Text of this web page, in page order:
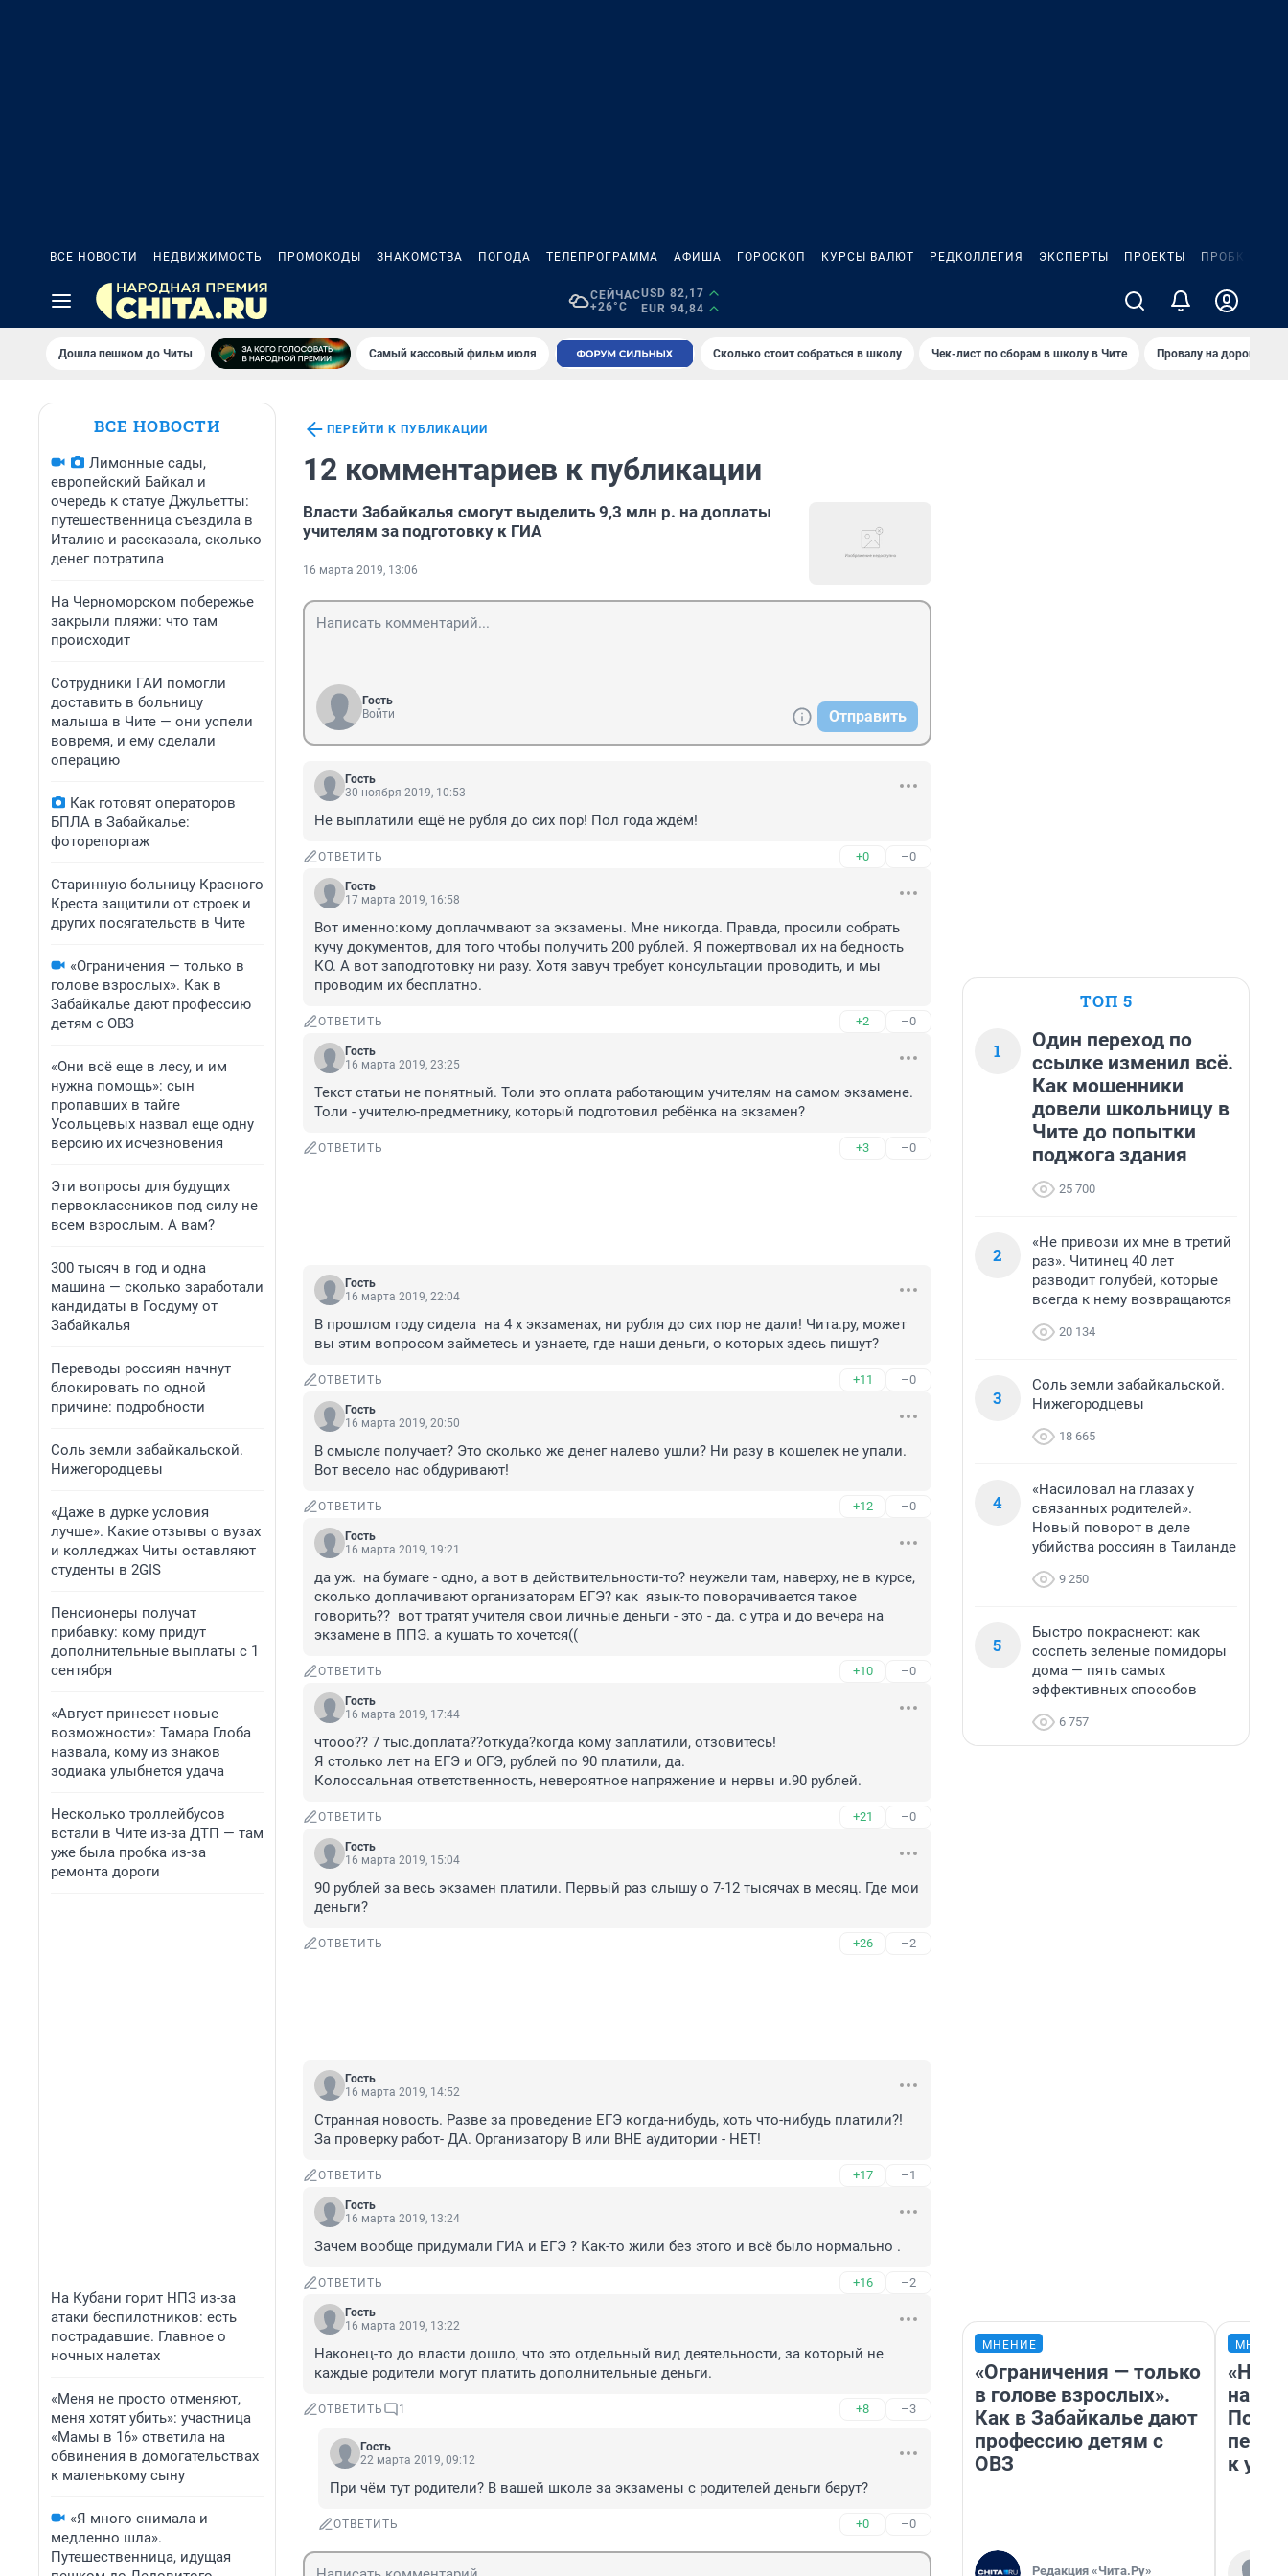
ВСЕ НОВОСТИ НЕДВИЖИМОСТЬ ПРОМОКОДЫ ЗНАКОМСТВА ПОГОДА ТЕЛЕПРОГРАММА АФИША ГОРОСКОП КУРСЫ ВАЛЮТ РЕДКОЛЛЕГИЯ ЭКСПЕРТЫ ПРОЕКТЫ ПРОБКИ
СЕЙЧАС
+26°C
USD 82,17
EUR 94,84
Дошла пешком до Читы Самый кассовый фильм июля Сколько стоит собраться в школу Чек-лист по сборам в школу в Чите Провалу на дороге
ВСЕ НОВОСТИ
Лимонные сады,
европейский Байкал и
очередь к статуе Джульетты:
путешественница съездила в
Италию и рассказала, сколько
денег потратила
На Черноморском побережье
закрыли пляжи: что там
происходит
Сотрудники ГАИ помогли
доставить в больницу
малыша в Чите — они успели
вовремя, и ему сделали
операцию
Как готовят операторов
БПЛА в Забайкалье:
фоторепортаж
Старинную больницу Красного
Креста защитили от строек и
других посягательств в Чите
«Ограничения — только в
голове взрослых». Как в
Забайкалье дают профессию
детям с ОВЗ
«Они всё еще в лесу, и им
нужна помощь»: сын
пропавших в тайге
Усольцевых назвал еще одну
версию их исчезновения
Эти вопросы для будущих
первоклассников под силу не
всем взрослым. А вам?
300 тысяч в год и одна
машина — сколько заработали
кандидаты в Госдуму от
Забайкалья
Переводы россиян начнут
блокировать по одной
причине: подробности
Соль земли забайкальской.
Нижегородцевы
«Даже в дурке условия
лучше». Какие отзывы о вузах
и колледжах Читы оставляют
студенты в 2GIS
Пенсионеры получат
прибавку: кому придут
дополнительные выплаты с 1
сентября
«Август принесет новые
возможности»: Тамара Глоба
назвала, кому из знаков
зодиака улыбнется удача
Несколько троллейбусов
встали в Чите из-за ДТП — там
уже была пробка из-за
ремонта дороги
На Кубани горит НПЗ из-за
атаки беспилотников: есть
пострадавшие. Главное о
ночных налетах
«Меня не просто отменяют,
меня хотят убить»: участница
«Мамы в 16» ответила на
обвинения в домогательствах
к маленькому сыну
«Я много снимала и
медленно шла».
Путешественница, идущая
ПЕРЕЙТИ К ПУБЛИКАЦИИ
12 комментариев к публикации
Власти Забайкалья смогут выделить 9,3 млн р. на доплаты
учителям за подготовку к ГИА
16 марта 2019, 13:06
Гость
Войти
Отправить
Гость
30 ноября 2019, 10:53
Не выплатили ещё не рубля до сих пор! Пол года ждём!
ОТВЕТИТЬ +0 –0
Гость
17 марта 2019, 16:58
Вот именно:кому доплачмвают за экзамены. Мне никогда. Правда, просили собрать
кучу документов, для того чтобы получить 200 рублей. Я пожертвовал их на бедность
КО. А вот заподготовку ни разу. Хотя завуч требует консультации проводить, и мы
проводим их бесплатно.
ОТВЕТИТЬ +2 –0
Гость
16 марта 2019, 23:25
Текст статьи не понятный. Толи это оплата работающим учителям на самом экзамене.
Толи - учителю-предметнику, который подготовил ребёнка на экзамен?
ОТВЕТИТЬ +3 –0
Гость
16 марта 2019, 22:04
В прошлом году сидела  на 4 х экзаменах, ни рубля до сих пор не дали! Чита.ру, может
вы этим вопросом займетесь и узнаете, где наши деньги, о которых здесь пишут?
ОТВЕТИТЬ +11 –0
Гость
16 марта 2019, 20:50
В смысле получает? Это сколько же денег налево ушли? Ни разу в кошелек не упали.
Вот весело нас обдуривают!
ОТВЕТИТЬ +12 –0
Гость
16 марта 2019, 19:21
да уж.  на бумаге - одно, а вот в действительности-то? неужели там, наверху, не в курсе,
сколько доплачивают организаторам ЕГЭ? как  язык-то поворачивается такое
говорить??  вот тратят учителя свои личные деньги - это - да. с утра и до вечера на
экзамене в ППЭ. а кушать то хочется((
ОТВЕТИТЬ +10 –0
Гость
16 марта 2019, 17:44
чтооо?? 7 тыс.доплата??откуда?когда кому заплатили, отзовитесь!
Я столько лет на ЕГЭ и ОГЭ, рублей по 90 платили, да.
Колоссальная ответственность, невероятное напряжение и нервы и.90 рублей.
ОТВЕТИТЬ +21 –0
Гость
16 марта 2019, 15:04
90 рублей за весь экзамен платили. Первый раз слышу о 7-12 тысячах в месяц. Где мои
деньги?
ОТВЕТИТЬ +26 –2
Гость
16 марта 2019, 14:52
Странная новость. Разве за проведение ЕГЭ когда-нибудь, хоть что-нибудь платили?!
За проверку работ- ДА. Организатору В или ВНЕ аудитории - НЕТ!
ОТВЕТИТЬ +17 –1
Гость
16 марта 2019, 13:24
Зачем вообще придумали ГИА и ЕГЭ ? Как-то жили без этого и всё было нормально .
ОТВЕТИТЬ +16 –2
Гость
16 марта 2019, 13:22
Наконец-то до власти дошло, что это отдельный вид деятельности, за который не
каждые родители могут платить дополнительные деньги.
ОТВЕТИТЬ 1 +8 –3
Гость
22 марта 2019, 09:12
При чём тут родители? В вашей школе за экзамены с родителей деньги берут?
ОТВЕТИТЬ +0 –0
ТОП 5
1
Один переход по
ссылке изменил всё.
Как мошенники
довели школьницу в
Чите до попытки
поджога здания
25 700
2
«Не привози их мне в третий
раз». Читинец 40 лет
разводит голубей, которые
всегда к нему возвращаются
20 134
3
Соль земли забайкальской.
Нижегородцевы
18 665
4
«Насиловал на глазах у
связанных родителей».
Новый поворот в деле
убийства россиян в Таиланде
9 250
5
Быстро покраснеют: как
соспеть зеленые помидоры
дома — пять самых
эффективных способов
6 757
МНЕНИЕ
«Ограничения — только
в голове взрослых».
Как в Забайкалье дают
профессию детям с
ОВЗ
Редакция «Чита.Ру»
надо
к